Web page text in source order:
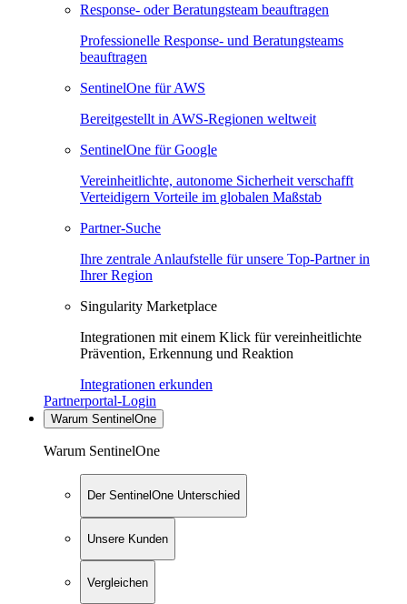
Response- oder Beratungsteam beauftragen
Professionelle Response- und Beratungsteams
beauftragen
SentinelOne für AWS
Bereitgestellt in AWS-Regionen weltweit
SentinelOne für Google
Vereinheitlichte, autonome Sicherheit verschafft
Verteidigern Vorteile im globalen Maßstab
Partner-Suche
Ihre zentrale Anlaufstelle für unsere Top-Partner in
Ihrer Region
Singularity Marketplace
Integrationen mit einem Klick für vereinheitlichte
Prävention, Erkennung und Reaktion
Integrationen erkunden
Partnerportal-Login
Warum SentinelOne
Warum SentinelOne
Der SentinelOne Unterschied
Unsere Kunden
Vergleichen